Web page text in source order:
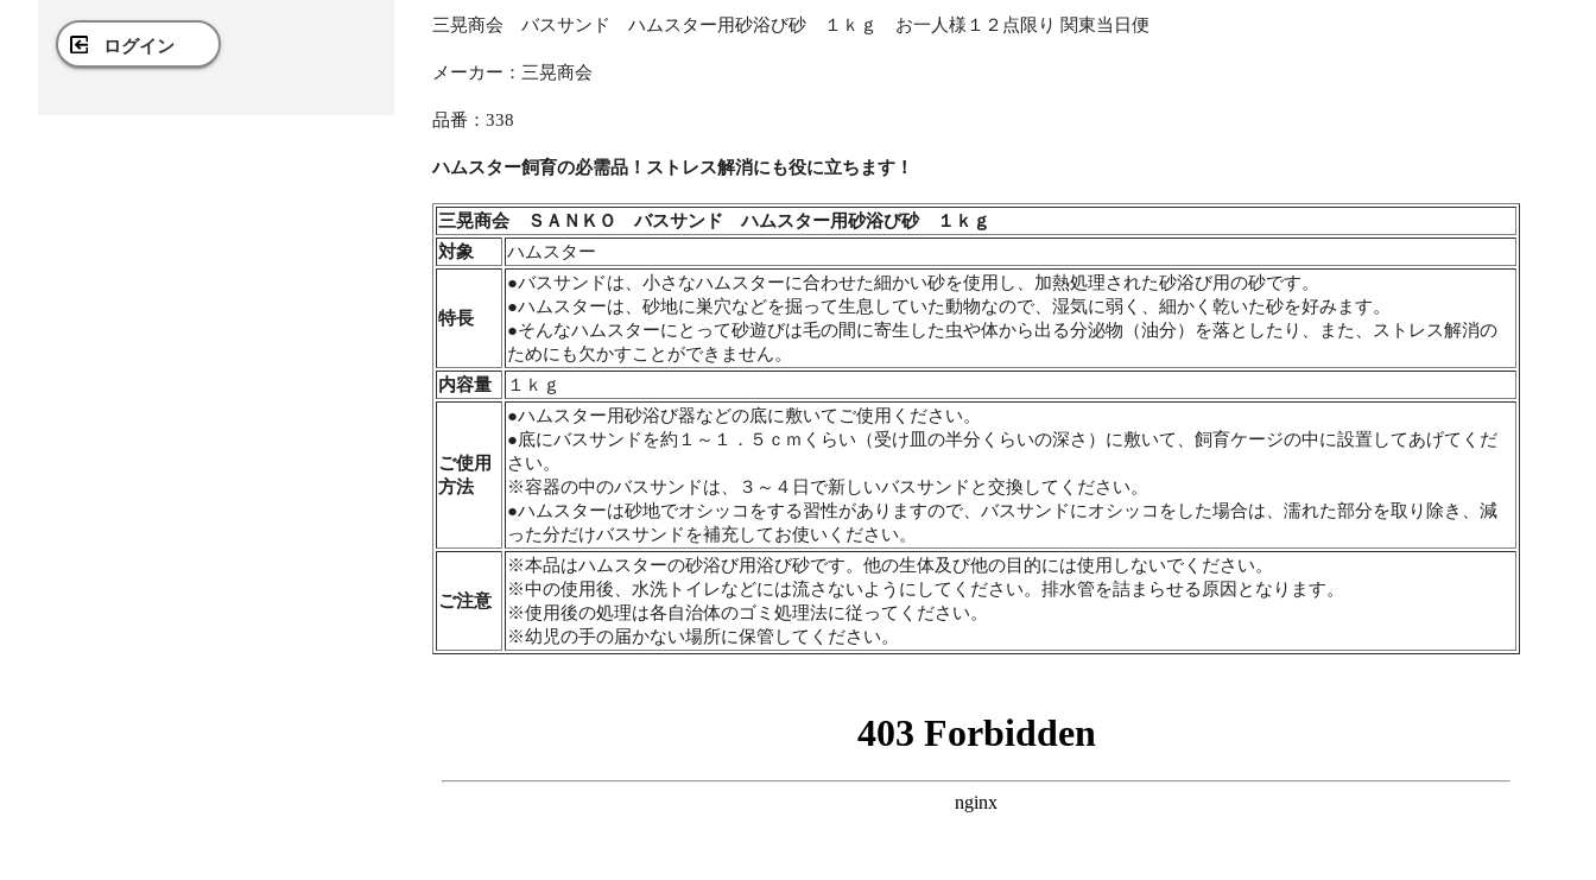
ログイン
三晃商会 バスサンド ハムスター用砂浴び砂 １ｋｇ お一人様１２点限り 関東当日便
メーカー：三晃商会
品番：338
ハムスター飼育の必需品！ストレス解消にも役に立ちます！
三晃商会 ＳＡＮＫＯ バスサンド ハムスター用砂浴び砂 １ｋｇ
対象
ハムスター
特長
●バスサンドは、小さなハムスターに合わせた細かい砂を使用し、加熱処理された砂浴び用の砂です。
●ハムスターは、砂地に巣穴などを掘って生息していた動物なので、湿気に弱く、細かく乾いた砂を好みます。
●そんなハムスターにとって砂遊びは毛の間に寄生した虫や体から出る分泌物（油分）を落としたり、また、ストレス解消の
ためにも欠かすことができません。
内容量
１ｋｇ
ご使用
方法
●ハムスター用砂浴び器などの底に敷いてご使用ください。
●底にバスサンドを約１～１．５ｃｍくらい（受け皿の半分くらいの深さ）に敷いて、飼育ケージの中に設置してあげてくだ
さい。
※容器の中のバスサンドは、３～４日で新しいバスサンドと交換してください。
●ハムスターは砂地でオシッコをする習性がありますので、バスサンドにオシッコをした場合は、濡れた部分を取り除き、減
った分だけバスサンドを補充してお使いください。
ご注意
※本品はハムスターの砂浴び用浴び砂です。他の生体及び他の目的には使用しないでください。
※中の使用後、水洗トイレなどには流さないようにしてください。排水管を詰まらせる原因となります。
※使用後の処理は各自治体のゴミ処理法に従ってください。
※幼児の手の届かない場所に保管してください。